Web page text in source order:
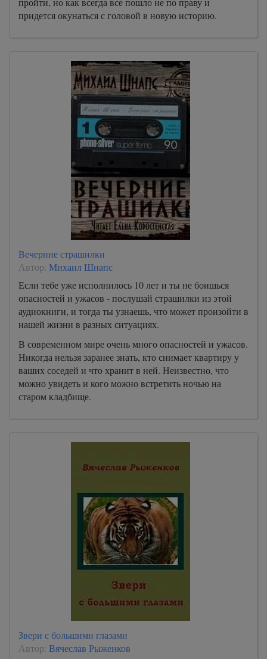
придется окунаться с головой в новую историю.
Вечерние страшилки
Автор: Михаил Шнапс
Если тебе уже исполнилось 10 лет и ты не боишься
опасностей и ужасов - послушай страшилки из этой
аудиокниги, и тогда ты узнаешь, что может произойти в
нашей жизни в разных ситуациях.
В современном мире очень много опасностей и ужасов.
Никогда нельзя заранее знать, кто снимает квартиру у
ваших соседей и что хранит в ней. Неизвестно, что
можно увидеть и кого можно встретить ночью на
старом кладбище.
Звери с большими глазами
Автор: Вячеслав Рыженков